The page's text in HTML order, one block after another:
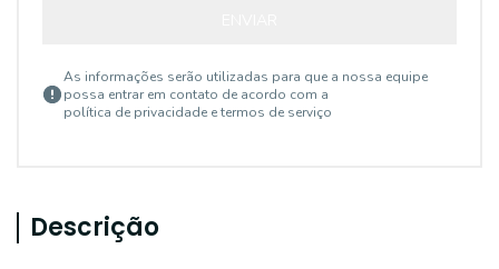
As informações serão utilizadas para que a nossa equipe
possa entrar em contato de acordo com a
política de privacidade e termos de serviço
Descrição